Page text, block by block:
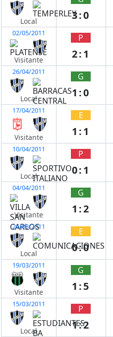
Local 3:0
02/05/2011
Visitante
P
2:1
26/04/2011
Local
G
1:0
17/04/2011
Visitante
E
1:1
10/04/2011
Local
P
0:1
04/04/2011
Visitante
G
1:2
26/03/2011
Local
E
0:0
19/03/2011
Visitante
G
1:5
15/03/2011
Local
P
1:2